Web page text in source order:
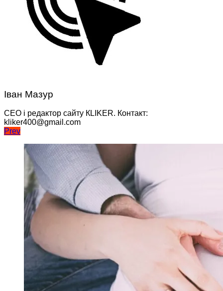
Іван Мазур
CEO і редактор сайту КLIKER. Контакт:
kliker400@gmail.com
Навігація
записів
Prev